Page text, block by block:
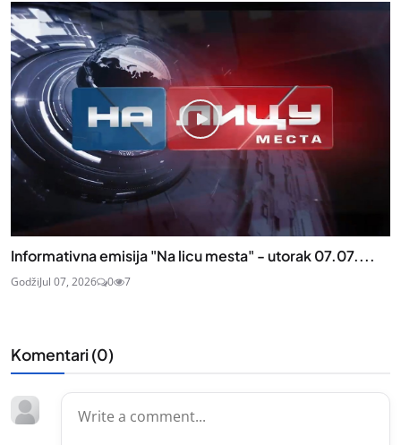
Informativna emisija "Na licu mesta" - utorak 07.07....
GodžiJul 07, 2026 0 7
Komentari (0)